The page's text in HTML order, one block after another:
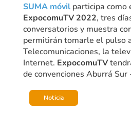
SUMA móvilparticipa como
ExpocomuTV 2022, tres
conversatorios y muestra
permitirán tomarle el pulso
Telecomunicaciones, la
Internet. ExpocomuTV
de convenciones Aburrá
Noticia